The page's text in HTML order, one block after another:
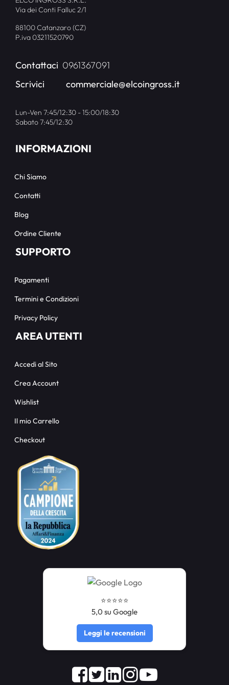
Via dei Conti Falluc 2/1
88100 Catanzaro (CZ)
P.iva 03211520790
Contattaci 0961367091
Scrivici
commerciale@elcoingross.it
Lun-Ven 7:45/12:30 - 15:00/18:30
Sabato 7:45/12:30
INFORMAZIONI
Chi Siamo
Contatti
Blog
Ordine Cliente
SUPPORTO
Pagamenti
Termini e Condizioni
Privacy Policy
AREA UTENTI
Accedi al Sito
Crea Account
Wishlist
Il mio Carrello
Checkout
⭐️⭐️⭐️⭐️⭐️
5,0 su Google
Leggi le recensioni
Facebook
TwitterLinkedInInstagram
Youtube